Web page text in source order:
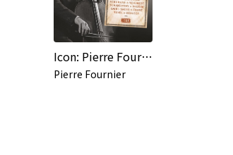
Icon: Pierre Fournier
Pierre Fournier